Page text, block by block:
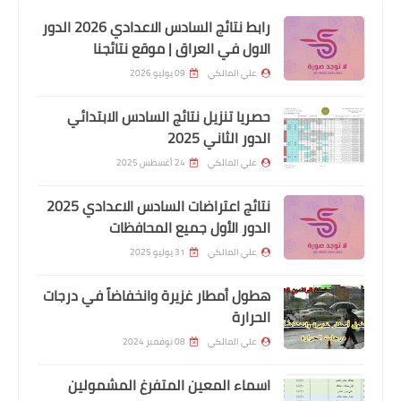
اسماء االرعاية الاجتماعية
على الأسماء المدرجة ادناه مراجعة اللجنة
الفرعية في محافظة كركوك.
رابط نتائج السادس الاعدادي 2026 الدور
الاول في العراق | موقع نتائجنا
علي المالكي 09 يوليو 2026
حصريا تنزيل نتائج السادس الابتدائي
الدور الثاني 2025
علي المالكي 24 أغسطس 2025
نتائج اعتراضات السادس الاعدادي 2025
الدور الأول جميع المحافظات
علي المالكي 31 يوليو 2025
هطول أمطار غزيرة وانخفاضاً في درجات
الحرارة
علي المالكي 08 نوفمبر 2024
اسماء المعين المتفرغ المشمولين